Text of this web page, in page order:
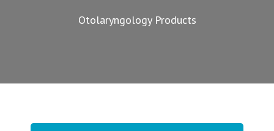
Otolaryngology Products